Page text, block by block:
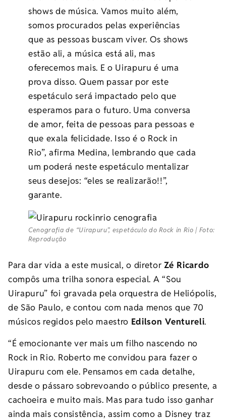
shows de música. Vamos muito além,
somos procurados pelas experiências
que as pessoas buscam viver. Os shows
estão ali, a música está ali, mas
oferecemos mais. E o Uirapuru é uma
prova disso. Quem passar por este
espetáculo será impactado pelo que
esperamos para o futuro. Uma conversa
de amor, feita de pessoas para pessoas e
que exala felicidade. Isso é o Rock in
Rio”, afirma Medina, lembrando que cada
um poderá neste espetáculo mentalizar
seus desejos: “eles se realizarão!!”,
garante.
Cenografia de “Uirapuru”, espetáculo do Rock in Rio | Foto:
Reprodução
Para dar vida a este musical, o diretorZé Ricardo
compôs uma trilha sonora especial. A “Sou
Uirapuru” foi gravada pela orquestra de Heliópolis,
de São Paulo, e contou com nada menos que 70
músicos regidos pelo maestro Edilson Ventureli.
“É emocionante ver mais um filho nascendo no
Rock in Rio. Roberto me convidou para fazer o
Uirapuru com ele. Pensamos em cada detalhe,
desde o pássaro sobrevoando o público presente, a
cachoeira e muito mais. Mas para tudo isso ganhar
ainda mais consistência, assim como a Disney traz